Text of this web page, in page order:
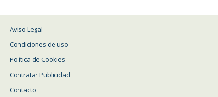
Aviso Legal
Condiciones de uso
Política de Cookies
Contratar Publicidad
Contacto